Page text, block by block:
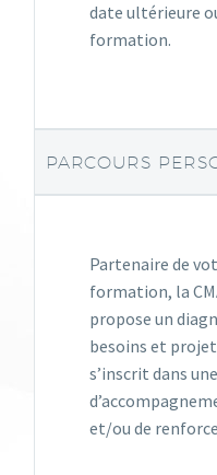
date ultérieure
formation.
PARCOURS
Partenaire de
formation, la
propose un
besoins et
s’inscrit dans
et/ou de